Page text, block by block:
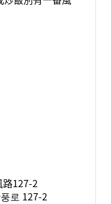
路127-2
로 127-2